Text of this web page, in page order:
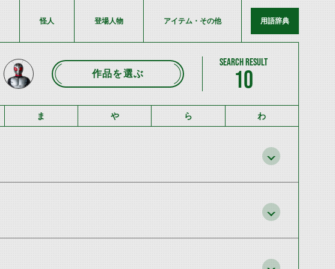
怪人 登場人物 アイテム・その他 用語辞典
作品を選ぶ 10
ま や ら わ